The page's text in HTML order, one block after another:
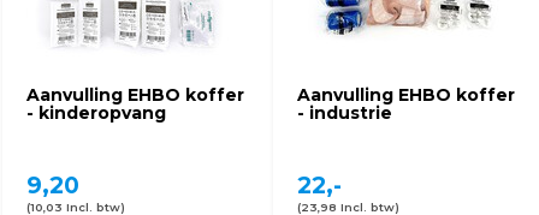
Aanvulling EHBO koffer
- kinderopvang
9,20
(10,03 Incl. btw)
Aanvulling EHBO koffer
- industrie
22,-
(23,98 Incl. btw)